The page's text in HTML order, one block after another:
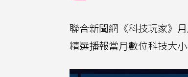
聯合新聞網《科技玩家》
精選播報當月數位科技大